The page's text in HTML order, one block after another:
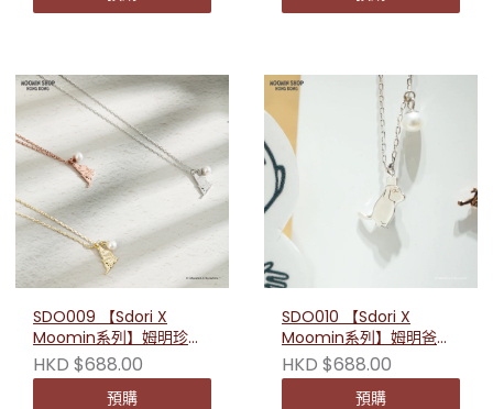
SDO009 【Sdori X
Moomin系列】姆明珍珠
純銀項鏈
HKD $688.00
預購
SDO010 【Sdori X
Moomin系列】姆明爸爸
珍珠純銀項鏈
HKD $688.00
預購